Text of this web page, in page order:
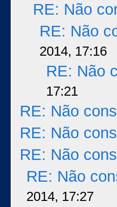
RE: Não
RE: Não
2014, 17:16
RE: Não
17:21
RE: Não
RE: Não
RE: Não
RE: Não
2014, 17:27